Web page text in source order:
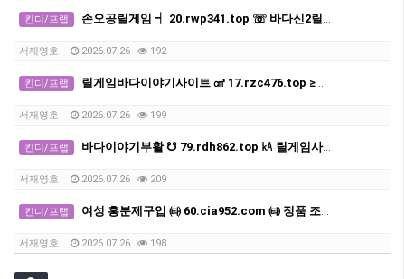
킨디/프랩 손오공릴게임 ┥ 20.rwp341.top ☏ 바다신2릴게임
서재영호 2026.07.26 192
킨디/프랩 릴게임바다이야기사이트 ㎤ 17.rzc476.top ≥ 릴게임바다이야기
서재영호 2026.07.26 199
킨디/프랩 바다이야기부활 ☋ 79.rdh862.top ㎄ 릴게임사이트
서재영호 2026.07.26 209
킨디/프랩 여성 흥분제구입 ㈙ 60.cia952.com ㈙ 정품 조루방지제판매
서재영호 2026.07.26 198